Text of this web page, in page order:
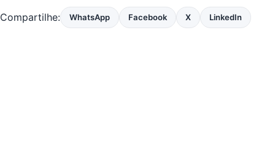
Compartilhe: WhatsApp Facebook X LinkedIn